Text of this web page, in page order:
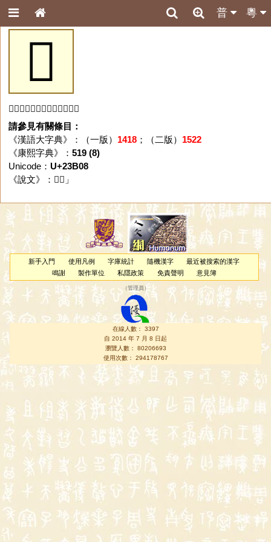
粵
普
𣬈
「𣬈」字未收錄於本資料庫。
請參見有關條目：
《漢語大字典》：（一版） 1418；（二版） 1522
《康熙字典》： 519 (8)
Unicode： U+23B08
《說文》：「 𣬈 」
新手入門 使用凡例 字庫統計 隨機漢字
最近被搜索的漢字
鳴謝
製作單位 私隱政策 免責聲明 意見簿
（管理員 ）
在線人數： 3397
自 2014 年 7 月 8 日起
瀏覽人數： 80206693
使用次數： 294178767